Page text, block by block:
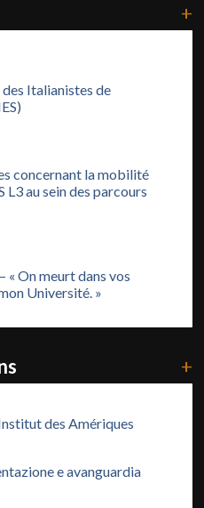
+
Italianistes de
concernant la mobilité
L3 au sein des parcours
« On meurt dans vos
Université. »
+
des Amériques
e avanguardia